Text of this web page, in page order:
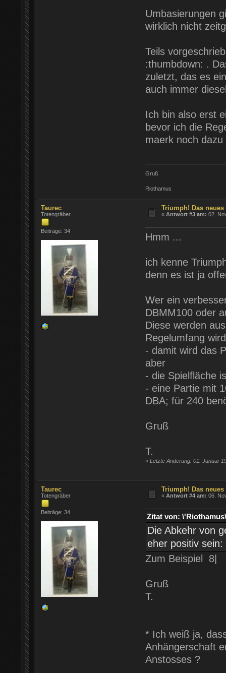
Umbasierungen
wirklich nicht
Teils
:thumbdown: .
zuletzt, das es
auch immer
Ich bin also erst
bevor ich die
maerk noch
Gruß
Riothamus
Taurec
Totengräber
Beiträge: 34
Triumph! Das
«Antwort #3 am: 02.
Hmm ...
ich kenne
denn es ist ja
Wer ein
DBMM100 oder
Diese werden
Regelumfang
- damit wird das
aber
- die Spielfläche
- eine Partie mit
DBA; für 240
Gruß
T.
« Letzte Änderung: 01. Januar
Taurec
Totengräber
Beiträge: 34
Triumph! Das
«Antwort #4 am: 06.
Zitat von:
Die Abkehr von
eher positiv
Zum Beispiel
Gruß
T.
* Ich weiß ja,
Anhängerschaft
Anstosses ?